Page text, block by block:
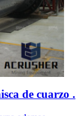
de cuarzo .